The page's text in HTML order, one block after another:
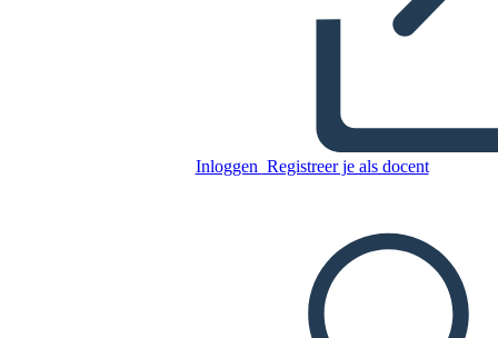
Inloggen Registreer je als docent
אחי Amigo השוו לעומת
MAAK EEN STORYBOARD
DIAVOORSTELLING AFSPELEN
LEES MIJ VOOR